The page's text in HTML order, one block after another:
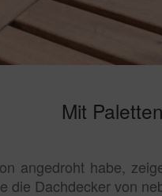
Mit
angedroht habe,
die Dachdecker von